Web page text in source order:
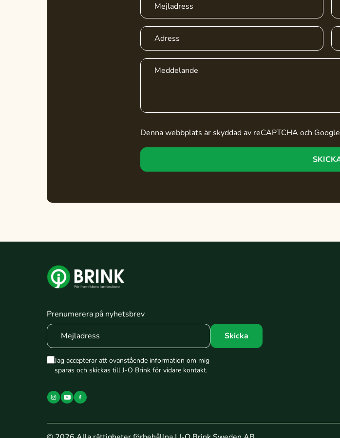
Denna webbplats är skyddad av reCAPTCHA och Google
Prenumerera på nyhetsbrev
Jag accepterar att ovanstående information om mig
sparas och skickas till J-O Brink för vidare kontakt.